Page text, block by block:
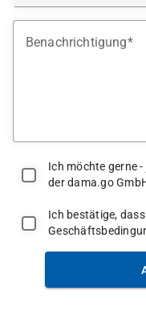
Benachrichtigung
Ich möchte gerne
der dama.go
Ich bestätige,